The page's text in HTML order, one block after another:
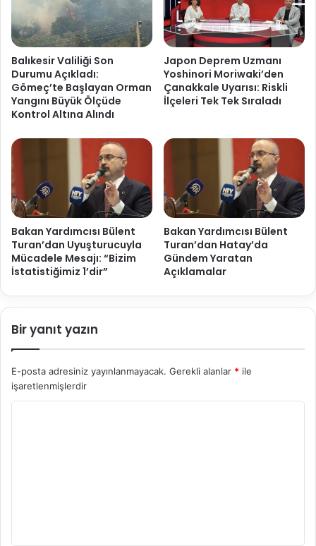
Balıkesir Valiliği Son
Durumu Açıkladı:
Gömeç’te Başlayan Orman
Yangını Büyük Ölçüde
Kontrol Altına Alındı
Japon Deprem Uzmanı
Yoshinori Moriwaki’den
Çanakkale Uyarısı: Riskli
İlçeleri Tek Tek Sıraladı
Bakan Yardımcısı Bülent
Turan’dan Uyuşturucuyla
Mücadele Mesajı: “Bizim
İstatistiğimiz 1’dir”
Bakan Yardımcısı Bülent
Turan’dan Hatay’da
Gündem Yaratan
Açıklamalar
Bir yanıt yazın
E-posta adresiniz yayınlanmayacak. Gerekli alanlar * ile
işaretlenmişlerdir